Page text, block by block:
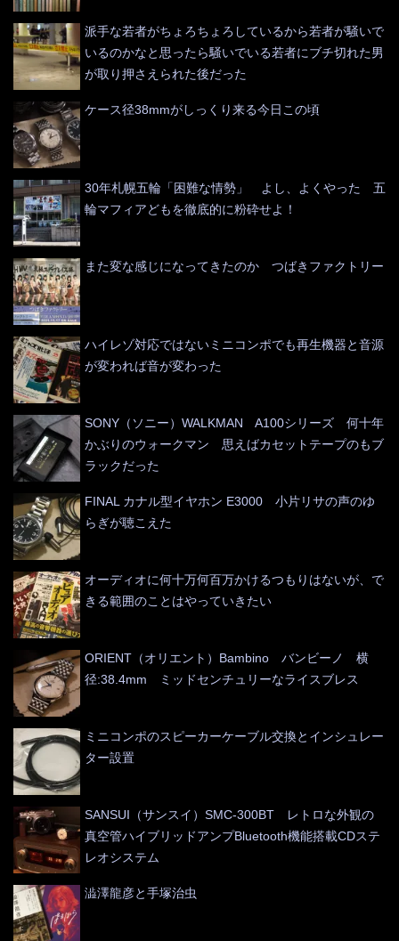
派手な若者がちょろちょろしているから若者が騒いで
いるのかなと思ったら騒いでいる若者にブチ切れた男
が取り押さえられた後だった
ケース径38mmがしっくり来る今日この頃
30年札幌五輪「困難な情勢」 よし、よくやった 五
輪マフィアどもを徹底的に粉砕せよ！
また変な感じになってきたのか つばきファクトリー
ハイレゾ対応ではないミニコンポでも再生機器と音源
が変われば音が変わった
SONY（ソニー）WALKMAN A100シリーズ 何十年
かぶりのウォークマン 思えばカセットテープのもブ
ラックだった
FINAL カナル型イヤホン E3000 小片リサの声のゆ
らぎが聴こえた
オーディオに何十万何百万かけるつもりはないが、で
きる範囲のことはやっていきたい
ORIENT（オリエント）Bambino バンビーノ 横
径:38.4mm ミッドセンチュリーなライスブレス
ミニコンポのスピーカーケーブル交換とインシュレー
ター設置
SANSUI（サンスイ）SMC-300BT レトロな外観の
真空管ハイブリッドアンプBluetooth機能搭載CDステ
レオシステム
澁澤龍彦と手塚治虫